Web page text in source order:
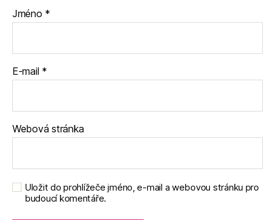
Jméno *
E-mail *
Webová stránka
Uložit do prohlížeče jméno, e-mail a webovou stránku pro
budoucí komentáře.